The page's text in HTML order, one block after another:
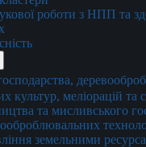
роботи з НПП та
культур, меліорацій та
та мисливського
земельними